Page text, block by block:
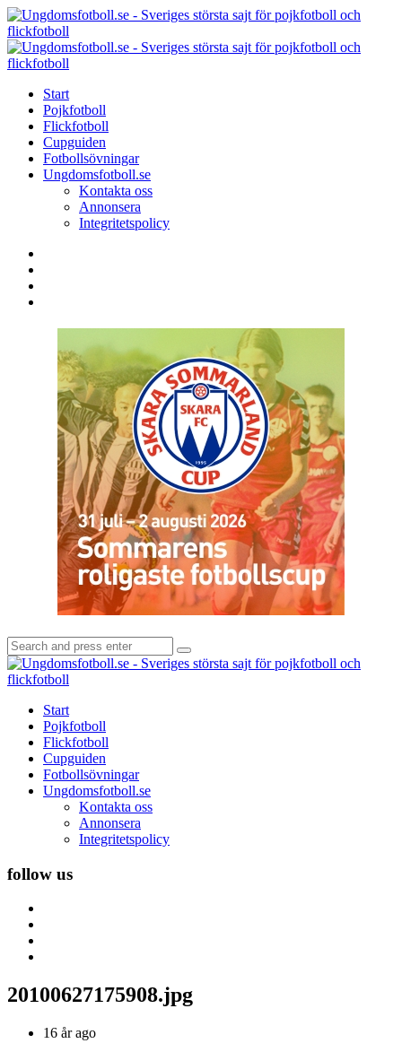
Menu
Search
Menu
Start
Pojkfotboll
Flickfotboll
Cupguiden
Fotbollsövningar
Ungdomsfotboll.se
Kontakta oss
Annonsera
Integritetspolicy
Search
for:
Search
Start
Pojkfotboll
Flickfotboll
Cupguiden
Fotbollsövningar
Ungdomsfotboll.se
Kontakta oss
Annonsera
Integritetspolicy
follow us
20100627175908.jpg
16 år ago